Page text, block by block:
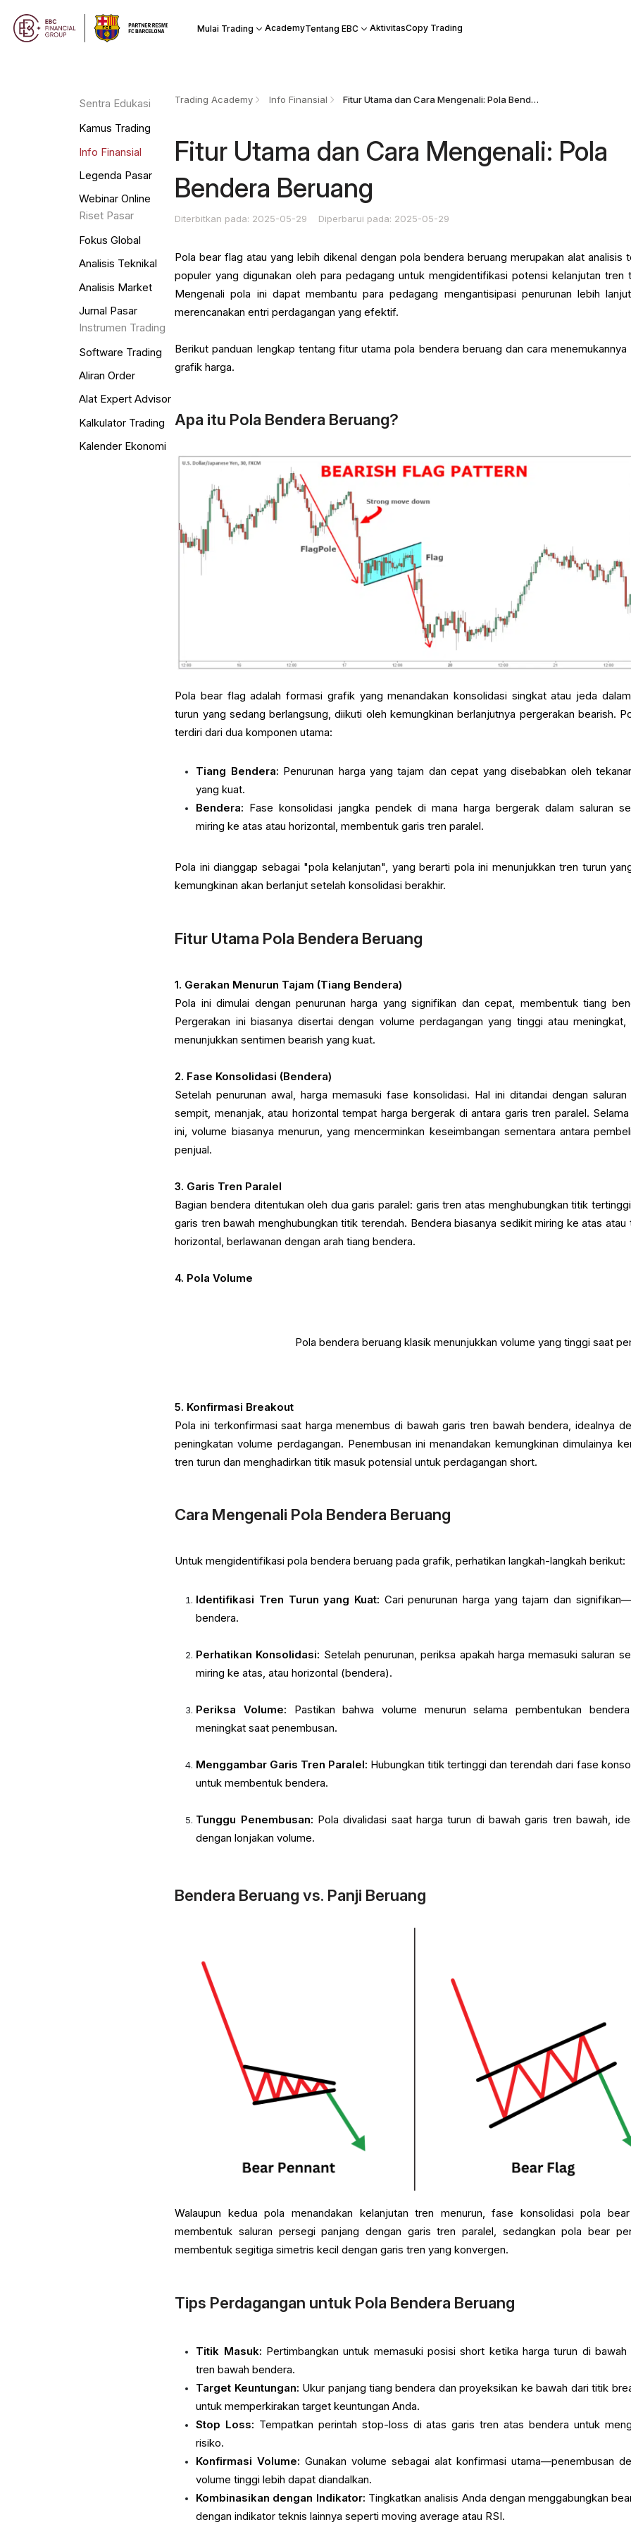
Mulai Trading AcademyTentang EBC AktivitasCopy Trading
Sentra Edukasi
Kamus Trading
Info Finansial
Legenda Pasar
Webinar Online
Riset Pasar
Fokus Global
Analisis Teknikal
Analisis Market
Jurnal Pasar
Instrumen Trading
Software Trading
Aliran Order
Alat Expert Advisor
Kalkulator Trading
Kalender Ekonomi
Trading Academy Info Finansial Fitur Utama dan Cara Mengenali: Pola Bendera Beruang
Fitur Utama dan Cara Mengenali: Pola
Bendera Beruang
Diterbitkan pada: 2025-05-29 Diperbarui pada: 2025-05-29
Pola bear flag atau yang lebih dikenal dengan pola bendera beruang merupakan alat analisis
populer yang digunakan oleh para pedagang untuk mengidentifikasi potensi kelanjutan tren
Mengenali pola ini dapat membantu para pedagang mengantisipasi penurunan lebih
merencanakan entri perdagangan yang efektif.
Berikut panduan lengkap tentang fitur utama pola bendera beruang dan cara menemukannya
grafik harga.
Apa itu Pola Bendera Beruang?
Pola bear flag adalah formasi grafik yang menandakan konsolidasi singkat atau jeda
turun yang sedang berlangsung, diikuti oleh kemungkinan berlanjutnya pergerakan bearish.
terdiri dari dua komponen utama:
Tiang Bendera: Penurunan harga yang tajam dan cepat yang disebabkan oleh
yang kuat.
Bendera: Fase konsolidasi jangka pendek di mana harga bergerak dalam saluran
miring ke atas atau horizontal, membentuk garis tren paralel.
Pola ini dianggap sebagai "pola kelanjutan", yang berarti pola ini menunjukkan tren turun
kemungkinan akan berlanjut setelah konsolidasi berakhir.
Fitur Utama Pola Bendera Beruang
1. Gerakan Menurun Tajam (Tiang Bendera)
Pola ini dimulai dengan penurunan harga yang signifikan dan cepat, membentuk tiang
Pergerakan ini biasanya disertai dengan volume perdagangan yang tinggi atau meningkat,
menunjukkan sentimen bearish yang kuat.
2. Fase Konsolidasi (Bendera)
Setelah penurunan awal, harga memasuki fase konsolidasi. Hal ini ditandai dengan saluran
sempit, menanjak, atau horizontal tempat harga bergerak di antara garis tren paralel.
ini, volume biasanya menurun, yang mencerminkan keseimbangan sementara antara
penjual.
3. Garis Tren Paralel
Bagian bendera ditentukan oleh dua garis paralel: garis tren atas menghubungkan titik
garis tren bawah menghubungkan titik terendah. Bendera biasanya sedikit miring ke atas atau
horizontal, berlawanan dengan arah tiang bendera.
4. Pola Volume
Pola bendera beruang klasik menunjukkan volume yang tinggi saat
5. Konfirmasi Breakout
Pola ini terkonfirmasi saat harga menembus di bawah garis tren bawah bendera, idealnya
peningkatan volume perdagangan. Penembusan ini menandakan kemungkinan dimulainya
tren turun dan menghadirkan titik masuk potensial untuk perdagangan short.
Cara Mengenali Pola Bendera Beruang
Untuk mengidentifikasi pola bendera beruang pada grafik, perhatikan langkah-langkah berikut:
Identifikasi Tren Turun yang Kuat: Cari penurunan harga yang tajam dan
bendera.
Perhatikan Konsolidasi: Setelah penurunan, periksa apakah harga memasuki saluran
miring ke atas, atau horizontal (bendera).
Periksa Volume: Pastikan bahwa volume menurun selama pembentukan
meningkat saat penembusan.
Menggambar Garis Tren Paralel: Hubungkan titik tertinggi dan terendah dari fase
untuk membentuk bendera.
Tunggu Penembusan: Pola divalidasi saat harga turun di bawah garis tren bawah,
dengan lonjakan volume.
Bendera Beruang vs. Panji Beruang
Walaupun kedua pola menandakan kelanjutan tren menurun, fase konsolidasi pola
membentuk saluran persegi panjang dengan garis tren paralel, sedangkan pola bear
membentuk segitiga simetris kecil dengan garis tren yang konvergen.
Tips Perdagangan untuk Pola Bendera Beruang
Titik Masuk: Pertimbangkan untuk memasuki posisi short ketika harga turun di bawah
tren bawah bendera.
Target Keuntungan: Ukur panjang tiang bendera dan proyeksikan ke bawah dari titik
untuk memperkirakan target keuntungan Anda.
Stop Loss: Tempatkan perintah stop-loss di atas garis tren atas bendera untuk
risiko.
Konfirmasi Volume: Gunakan volume sebagai alat konfirmasi utama—penembusan
volume tinggi lebih dapat diandalkan.
Kombinasikan dengan Indikator: Tingkatkan analisis Anda dengan menggabungkan
dengan indikator teknis lainnya seperti moving average atau RSI.